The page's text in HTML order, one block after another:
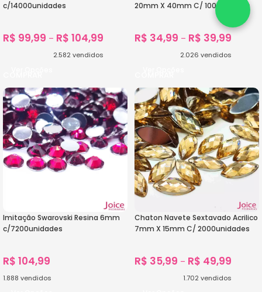
c/14000unidades
R$ 99,99 – R$ 104,99
2.582 vendidos
20mm X 40mm C/ 100unidades
R$ 34,99 – R$ 39,99
2.026 vendidos
Imitação Swarovski Resina 6mm
c/7200unidades
R$ 104,99
1.888 vendidos
Chaton Navete Sextavado Acrilico
7mm X 15mm C/ 2000unidades
R$ 35,99 – R$ 49,99
1.702 vendidos